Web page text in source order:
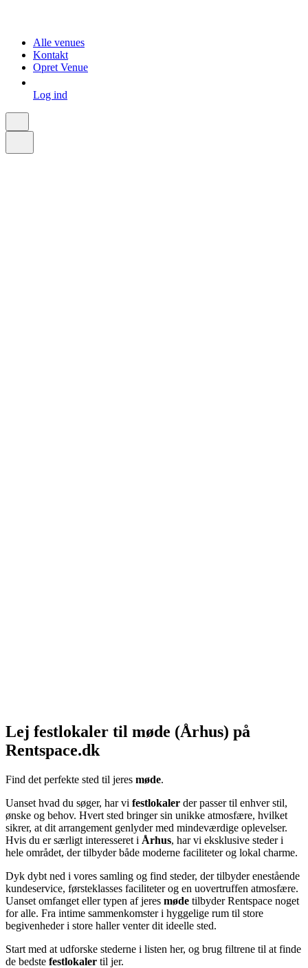
Alle venues
Kontakt
Opret Venue
Log ind
Lej festlokaler til møde (Århus) på
Rentspace.dk
Find det perfekte sted til jeres møde.
Uanset hvad du søger, har vi festlokaler der passer til enhver stil,
ønske og behov. Hvert sted bringer sin unikke atmosfære, hvilket
sikrer, at dit arrangement genlyder med mindeværdige oplevelser.
Hvis du er særligt interesseret i Århus, har vi eksklusive steder i
hele området, der tilbyder både moderne faciliteter og lokal charme.
Dyk dybt ned i vores samling og find steder, der tilbyder enestående
kundeservice, førsteklasses faciliteter og en uovertruffen atmosfære.
Uanset omfanget eller typen af jeres møde tilbyder Rentspace noget
for alle. Fra intime sammenkomster i hyggelige rum til store
begivenheder i store haller venter dit ideelle sted.
Start med at udforske stederne i listen her, og brug filtrene til at finde
de bedste festlokaler til jer.